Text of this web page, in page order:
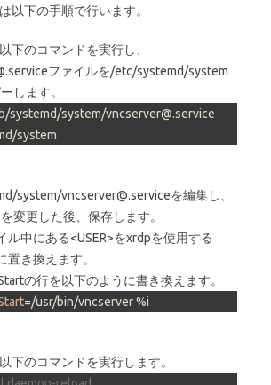
以下の手順で行います。
下のコマンドを実行し、
ファイルを/etc/systemd/system
します。
systemd/system/vncserver@.service
system
system/vncserver@.serviceを編集し、
変更した後、保存します。
ル中にある<USER>をxrdpを使用する
置き換えます。
の行を以下のように書き換えます。
=/usr/bin/vncserver %i
下のコマンドを実行します。